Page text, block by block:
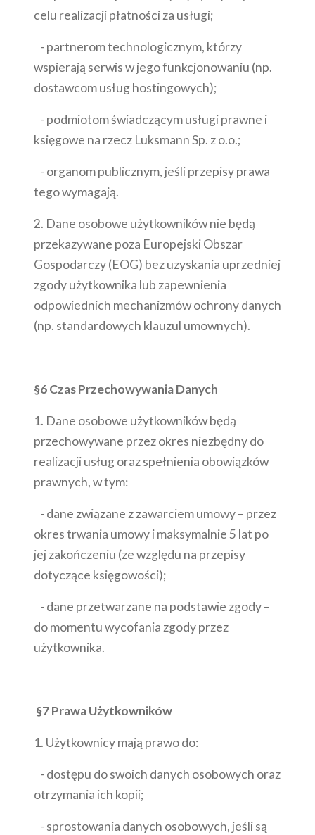
celu realizacji płatności za usługi;
- partnerom technologicznym, którzy
wspierają serwis w jego funkcjonowaniu (np.
dostawcom usług hostingowych);
- podmiotom świadczącym usługi prawne i
księgowe na rzecz Luksmann Sp. z o.o.;
- organom publicznym, jeśli przepisy prawa
tego wymagają.
2. Dane osobowe użytkowników nie będą
przekazywane poza Europejski Obszar
Gospodarczy (EOG) bez uzyskania uprzedniej
zgody użytkownika lub zapewnienia
odpowiednich mechanizmów ochrony danych
(np. standardowych klauzul umownych).
§6 Czas Przechowywania Danych
1. Dane osobowe użytkowników będą
przechowywane przez okres niezbędny do
realizacji usług oraz spełnienia obowiązków
prawnych, w tym:
- dane związane z zawarciem umowy – przez
okres trwania umowy i maksymalnie 5 lat po
jej zakończeniu (ze względu na przepisy
dotyczące księgowości);
- dane przetwarzane na podstawie zgody –
do momentu wycofania zgody przez
użytkownika.
§7 Prawa Użytkowników
1. Użytkownicy mają prawo do:
- dostępu do swoich danych osobowych oraz
otrzymania ich kopii;
- sprostowania danych osobowych, jeśli są